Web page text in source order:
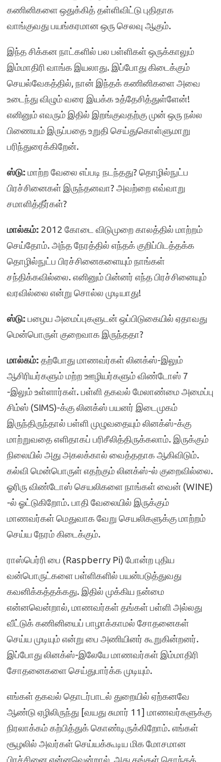
கணினிகளை ஒதுக்கித் தள்ளிவிட்டு புதிதாக
வாங்குவது பயங்கரமான ஒரு செலவு ஆகும்.
இந்த சிக்கன நாட்களில் பல பள்ளிகள் ஒருக்காலும்
இம்மாதிரி வாங்க இயலாது. இப்போது கிடைக்கும்
செயல்வேகத்தில், நான் இந்தக் கணினிகளை அவை
உடைந்து விழும் வரை இயக்க உத்தேசித்துள்ளேன்!
எனினும் எவரும் இதில் இறங்குவதற்கு முன் ஒரு நல்ல
பிணையம் இருப்பதை உறுதி செய்துகொள்ளுமாறு
பரிந்துரைக்கிறேன்.
ஸ்டு: மாற்ற வேலை எப்படி நடந்தது? தொழில்நுட்ப
பிரச்சினைகள் இருந்தனவா? அவற்றை எவ்வாறு
சமாளித்தீர்கள்?
மால்கம்: 2012 கோடை விடுமுறை காலத்தில் மாற்றம்
செய்தோம். அந்த நேரத்தில் எந்தக் குறிப்பிடத்தக்க
தொழில்நுட்ப பிரச்சினைகளையும் நாங்கள்
சந்திக்கவில்லை. எனினும் பின்னர் எந்த பிரச்சினையும்
வரவில்லை என்று சொல்ல முடியாது!
ஸ்டு: பழைய அமைப்புகளுடன் ஒப்பிடுகையில் ஏதாவது
மென்பொருள் குறைவாக இருந்ததா?
மால்கம்: தற்போது மாணவர்கள் லினக்ஸ்-இலும்
ஆசிரியர்களும் மற்ற ஊழியர்களும் விண்டோஸ் 7
-இலும் உள்ளார்கள். பள்ளி தகவல் மேலாண்மை அமைப்பு
சிம்ஸ் (SIMS)-க்கு லினக்ஸ் பயனர் இடைமுகம்
இருந்திருந்தால் பள்ளி முழுவதையும் லினக்ஸ்-க்கு
மாற்றுவதை எளிதாகப் பரிசீலித்திருக்கலாம். இருக்கும்
நிலையில் அது அகலக்கால் வைத்ததாக ஆகிவிடும்.
கல்வி மென்பொருள் எதற்கும் லினக்ஸ்-ல் குறைவில்லை.
ஓரிரு விண்டோஸ் செயலிகளை நாங்கள் வைன் (WINE)
-ல் ஓட்டுகிறோம். பாதி வேலையில் இருக்கும்
மாணவர்கள் மெதுவாக வேறு செயலிகளுக்கு மாற்றம்
செய்ய நேரம் கிடைக்கும்.
ராஸ்பெர்ரி பை (Raspberry Pi) போன்ற புதிய
வன்பொருட்களை பள்ளிகளில் பயன்படுத்துவது
கவனிக்கத்தக்கது. இதில் முக்கிய நன்மை
என்னவென்றால், மாணவர்கள் தங்கள் பள்ளி அல்லது
வீட்டுக் கணினியைப் பாழாக்காமல் சோதனைகள்
செய்ய முடியும் என்று பை அணியினர் கூறுகின்றனர்.
இப்போது லினக்ஸ்-இலேயே மாணவர்கள் இம்மாதிரி
சோதனைகளை செய்துபார்க்க முடியும்.
எங்கள் தகவல் தொடர்பாடல் துறையில் ஏற்கனவே
ஆண்டு ஏழிலிருந்து [வயது சுமார் 11] மாணவர்களுக்கு
நிரலாக்கம் கற்பித்துக் கொண்டிருக்கிறோம். எங்கள்
சூழலில் அவர்கள் செய்யக்கூடிய மிக மோசமான
பிரச்சினை என்னவென்றால், அது தங்கள் சொந்தக்